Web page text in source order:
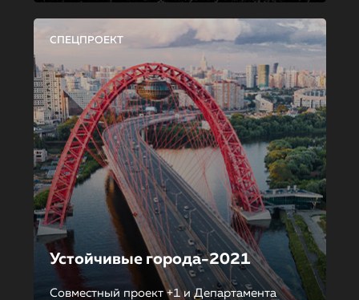
СПЕЦПРОЕКТ
Устойчивые города-2021
Совместный проект +1 и Департамента